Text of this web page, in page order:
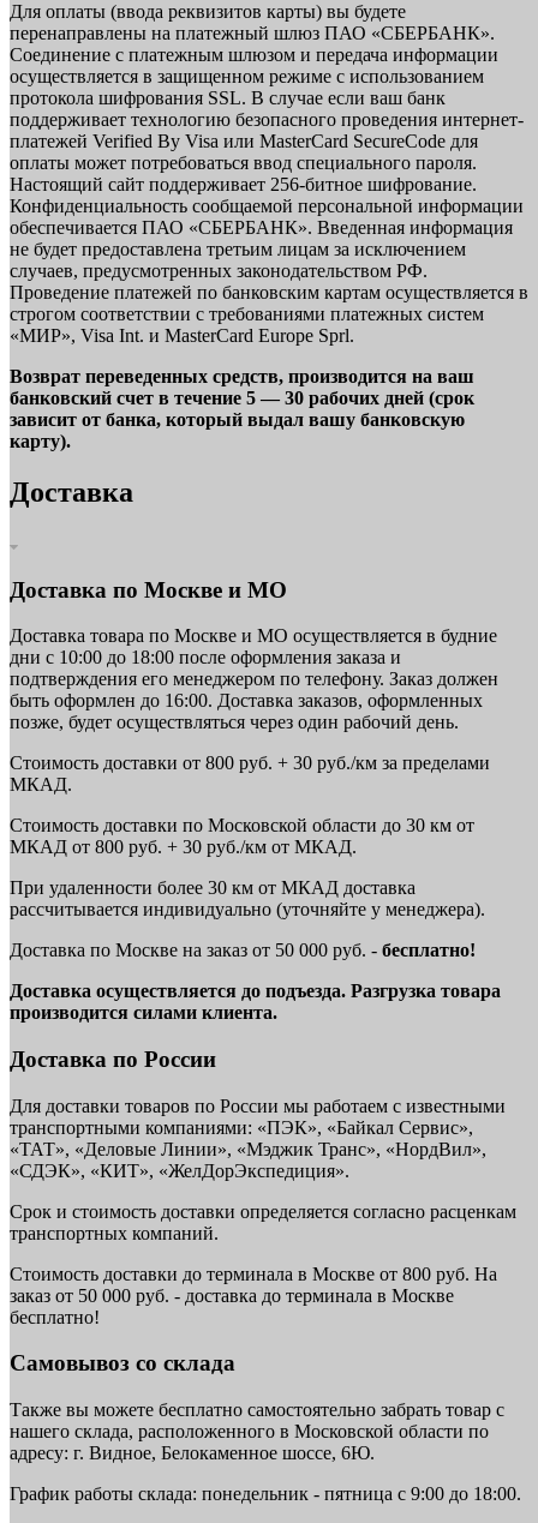
Для оплаты (ввода реквизитов карты) вы будете
перенаправлены на платежный шлюз ПАО «СБЕРБАНК».
Соединение с платежным шлюзом и передача информации
осуществляется в защищенном режиме с использованием
протокола шифрования SSL. В случае если ваш банк
поддерживает технологию безопасного проведения интернет-
платежей Verified By Visa или MasterCard SecureCode для
оплаты может потребоваться ввод специального пароля.
Настоящий сайт поддерживает 256-битное шифрование.
Конфиденциальность сообщаемой персональной информации
обеспечивается ПАО «СБЕРБАНК». Введенная информация
не будет предоставлена третьим лицам за исключением
случаев, предусмотренных законодательством РФ.
Проведение платежей по банковским картам осуществляется в
строгом соответствии с требованиями платежных систем
«МИР», Visa Int. и MasterCard Europe Sprl.
Возврат переведенных средств, производится на ваш
банковский счет в течение 5 — 30 рабочих дней (срок
зависит от банка, который выдал вашу банковскую
карту).
Доставка
Доставка по Москве и МО
Доставка товара по Москве и МО осуществляется в будние
дни с 10:00 до 18:00 после оформления заказа и
подтверждения его менеджером по телефону. Заказ должен
быть оформлен до 16:00. Доставка заказов, оформленных
позже, будет осуществляться через один рабочий день.
Стоимость доставки от 800 руб. + 30 руб./км за пределами
МКАД.
Стоимость доставки по Московской области до 30 км от
МКАД от 800 руб. + 30 руб./км от МКАД.
При удаленности более 30 км от МКАД доставка
рассчитывается индивидуально (уточняйте у менеджера).
Доставка по Москве на заказ от 50 000 руб. - бесплатно!
Доставка осуществляется до подъезда. Разгрузка товара
производится силами клиента.
Доставка по России
Для доставки товаров по России мы работаем с известными
транспортными компаниями: «ПЭК», «Байкал Сервис»,
«ТАТ», «Деловые Линии», «Мэджик Транс», «НордВил»,
«СДЭК», «КИТ», «ЖелДорЭкспедиция».
Срок и стоимость доставки определяется согласно расценкам
транспортных компаний.
Стоимость доставки до терминала в Москве от 800 руб. На
заказ от 50 000 руб. - доставка до терминала в Москве
бесплатно!
Самовывоз со склада
Также вы можете бесплатно самостоятельно забрать товар с
нашего склада, расположенного в Московской области по
адресу: г. Видное, Белокаменное шоссе, 6Ю.
График работы склада: понедельник - пятница с 9:00 до 18:00.